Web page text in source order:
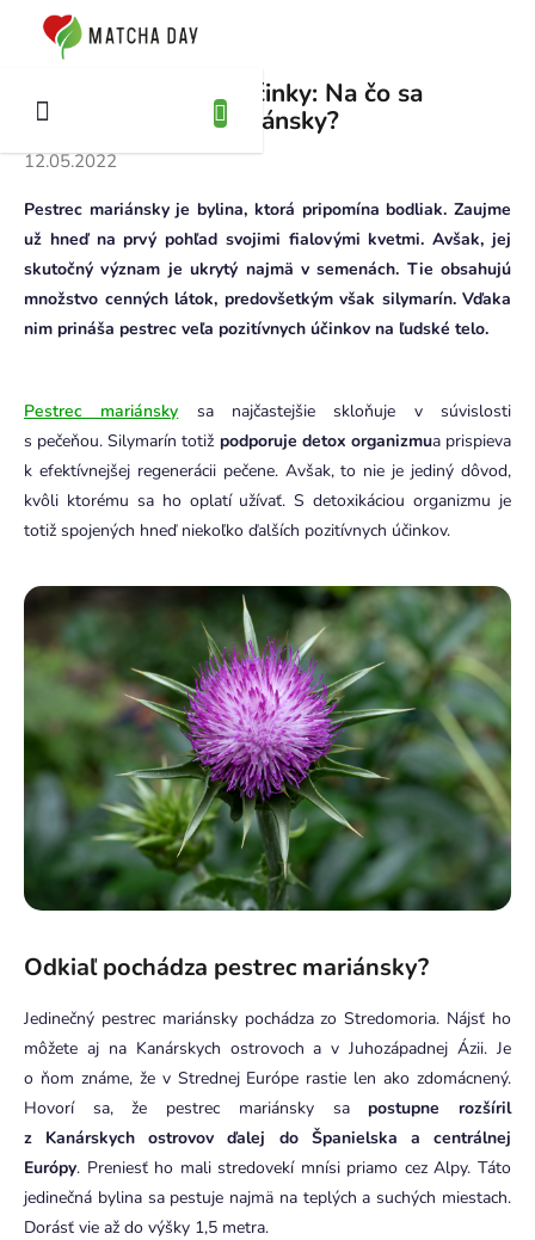
Pestrec mariánsky účinky: Na čo sa
používa pestrec mariánsky?
12.05.2022
Pestrec mariánsky je bylina, ktorá pripomína bodliak. Zaujme
už hneď na prvý pohľad svojimi fialovými kvetmi. Avšak, jej
skutočný význam je ukrytý najmä v semenách. Tie obsahujú
množstvo cenných látok, predovšetkým však silymarín. Vďaka
nim prináša pestrec veľa pozitívnych účinkov na ľudské telo.
Pestrec mariánsky sa najčastejšie skloňuje v súvislosti
s pečeňou. Silymarín totiž podporuje detox organizmua prispieva
k efektívnejšej regenerácii pečene. Avšak, to nie je jediný dôvod,
kvôli ktorému sa ho oplatí užívať. S detoxikáciou organizmu je
totiž spojených hneď niekoľko ďalších pozitívnych účinkov.
Odkiaľ pochádza pestrec mariánsky?
Jedinečný pestrec mariánsky pochádza zo Stredomoria. Nájsť ho
môžete aj na Kanárskych ostrovoch a v Juhozápadnej Ázii. Je
o ňom známe, že v Strednej Európe rastie len ako zdomácnený.
Hovorí sa, že pestrec mariánsky sa postupne rozšíril
z Kanárskych ostrovov ďalej do Španielska a centrálnej
Európy. Preniesť ho mali stredovekí mnísi priamo cez Alpy. Táto
jedinečná bylina sa pestuje najmä na teplých a suchých miestach.
Dorásť vie až do výšky 1,5 metra.